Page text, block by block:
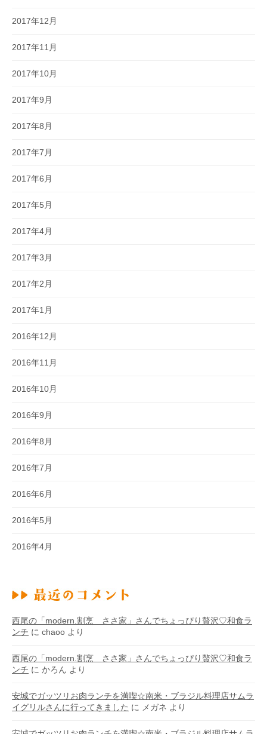
2017年12月
2017年11月
2017年10月
2017年9月
2017年8月
2017年7月
2017年6月
2017年5月
2017年4月
2017年3月
2017年2月
2017年1月
2016年12月
2016年11月
2016年10月
2016年9月
2016年8月
2016年7月
2016年6月
2016年5月
2016年4月
西尾の「modern.割烹 ささ家」さんでちょっぴり贅沢♡和食ラ
ンチ に chaoo より
西尾の「modern.割烹 ささ家」さんでちょっぴり贅沢♡和食ラ
ンチ に かろん より
安城でガッツリお肉ランチを満喫☆南米・ブラジル料理店サムラ
イグリルさんに行ってきました に メガネ より